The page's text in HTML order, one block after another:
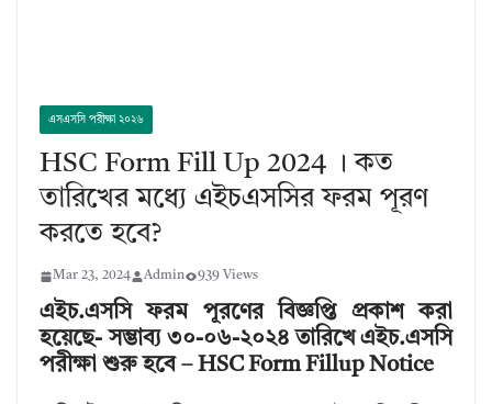
এসএসসি পরীক্ষা ২০২৬
HSC Form Fill Up 2024 । কত
তারিখের মধ্যে এইচএসসির ফরম পূরণ
করতে হবে?
Mar 23, 2024 Admin 939 Views
এইচ.এসসি ফরম পূরণের বিজ্ঞপ্তি প্রকাশ করা
হয়েছে- সম্ভাব্য ৩০-০৬-২০২৪ তারিখে এইচ.এসসি
পরীক্ষা শুরু হবে – HSC Form Fillup Notice